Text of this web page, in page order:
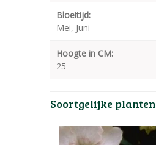
Bloeitijd:
Mei, Juni
Hoogte in CM:
25
Soortgelijke planten